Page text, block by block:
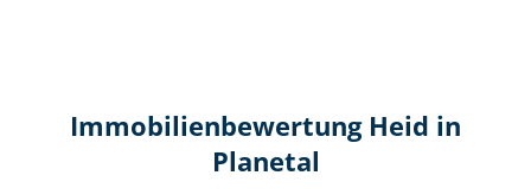
Immobilien­bewertung Heid in
Planetal